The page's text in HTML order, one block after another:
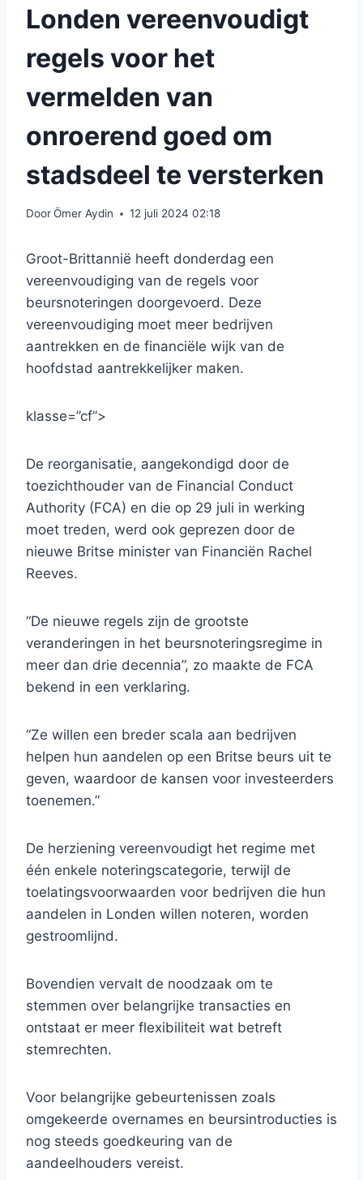
Londen vereenvoudigt
regels voor het
vermelden van
onroerend goed om
stadsdeel te versterken
DoorÖmer Aydin 12 juli 2024 02:18
Groot-Brittannië heeft donderdag een
vereenvoudiging van de regels voor
beursnoteringen doorgevoerd. Deze
vereenvoudiging moet meer bedrijven
aantrekken en de financiële wijk van de
hoofdstad aantrekkelijker maken.
klasse=”cf”>
De reorganisatie, aangekondigd door de
toezichthouder van de Financial Conduct
Authority (FCA) en die op 29 juli in werking
moet treden, werd ook geprezen door de
nieuwe Britse minister van Financiën Rachel
Reeves.
“De nieuwe regels zijn de grootste
veranderingen in het beursnoteringsregime in
meer dan drie decennia”, zo maakte de FCA
bekend in een verklaring.
“Ze willen een breder scala aan bedrijven
helpen hun aandelen op een Britse beurs uit te
geven, waardoor de kansen voor investeerders
toenemen.”
De herziening vereenvoudigt het regime met
één enkele noteringscategorie, terwijl de
toelatingsvoorwaarden voor bedrijven die hun
aandelen in Londen willen noteren, worden
gestroomlijnd.
Bovendien vervalt de noodzaak om te
stemmen over belangrijke transacties en
ontstaat er meer flexibiliteit wat betreft
stemrechten.
Voor belangrijke gebeurtenissen zoals
omgekeerde overnames en beursintroducties is
nog steeds goedkeuring van de
aandeelhouders vereist.